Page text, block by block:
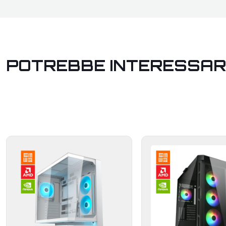
POTREBBE